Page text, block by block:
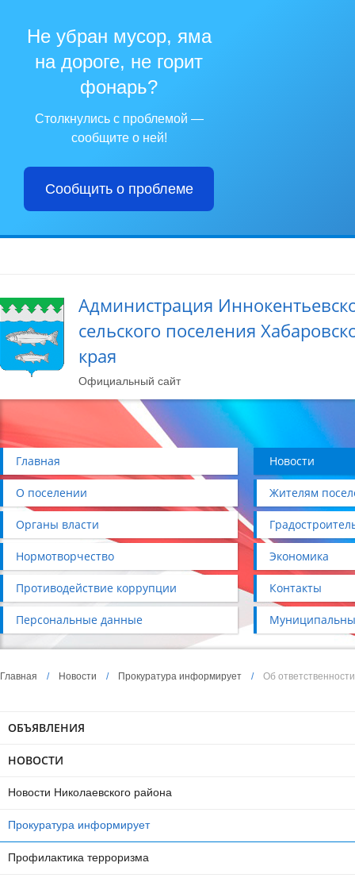
Не убран мусор, яма
на дороге, не горит
фонарь?
Столкнулись с проблемой —
сообщите о ней!
Сообщить о проблеме
Администрация
сельского поселения
края
Официальный сайт
Главная Новости
О поселении Жителям
Органы власти
Нормотворчество Экономика
Противодействие коррупции Контакты
Персональные данные
Главная / Новости / Прокуратура информирует / Об
ОБЪЯВЛЕНИЯ
НОВОСТИ
Новости Николаевского района
Прокуратура информирует
Профилактика терроризма